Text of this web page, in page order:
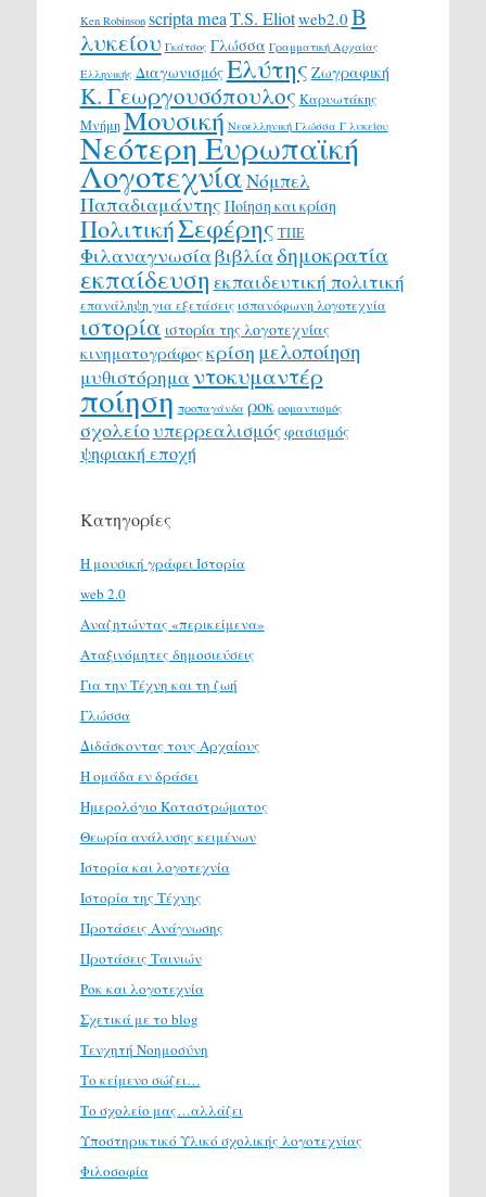
Ken Robinson scripta meaT.S. Eliotweb2.0 Β
λυκείου Γκάτσος Γλώσσα Γραμματική Αρχαίας
Ελληνικής ΔιαγωνισμόςΕλύτης Ζωγραφική
Κ. Γεωργουσόπουλος Καρυωτάκης
ΜνήμηΜουσική Νεοελληνική Γλώσσα Γ λυκείου
Νεότερη Ευρωπαϊκή
ΛογοτεχνίαΝόμπελ
Παπαδιαμάντης Ποίηση και κρίση
ΠολιτικήΣεφέρης ΤΠΕ
Φιλαναγνωσίαβιβλίαδημοκρατία
εκπαίδευση εκπαιδευτική πολιτική
επανάληψη για εξετάσεις ισπανόφωνη λογοτεχνία
ιστορία ιστορία της λογοτεχνίας
κινηματογράφοςκρίση μελοποίηση
μυθιστόρημα ντοκυμαντέρ
ποίηση προπαγάνδα ροκ ρομαντισμός
σχολείουπερρεαλισμόςφασισμός
ψηφιακή εποχή
Κατηγορίες
H μουσική γράφει Ιστορία
web 2.0
Αναζητώντας «περικείμενα»
Αταξινόμητες δημοσιεύσεις
Για την Τέχνη και τη ζωή
Γλώσσα
Διδάσκοντας τους Αρχαίους
Η ομάδα εν δράσει
Ημερολόγιο Καταστρώματος
Θεωρία ανάλυσης κειμένων
Ιστορία και λογοτεχνία
Ιστορία της Τέχνης
Προτάσεις Ανάγνωσης
Προτάσεις Ταινιών
Ροκ και λογοτεχνία
Σχετικά με το blog
Τενχητή Νοημοσύνη
Το κείμενο σώζει…
Το σχολείο μας…αλλάζει
Υποστηρικτικό Υλικό σχολικής λογοτεχνίας
Φιλοσοφία